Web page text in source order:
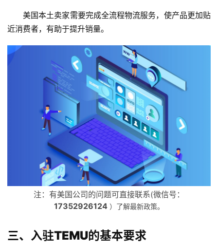
美国本土卖家需要完成全流程物流服务，使产品更加贴
近消费者，有助于提升销量。
注：有美国公司的问题可直接联系(微信号：
17352926124 ）了解最新政策。
三、入驻TEMU的基本要求